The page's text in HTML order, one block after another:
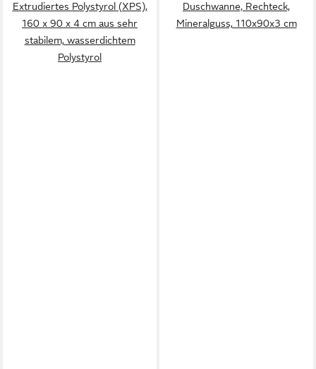
Extrudiertes Polystyrol (XPS),
160 x 90 x 4 cm aus sehr
stabilem, wasserdichtem
Polystyrol
Duschwanne, Rechteck,
Mineralguss, 110x90x3 cm